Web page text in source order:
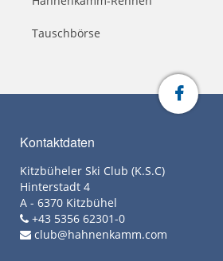
Tauschbörse
Kontaktdaten
Kitzbüheler Ski Club (K.S.C)
Hinterstadt 4
A - 6370 Kitzbühel
+43 5356 62301-0
club@hahnenkamm.com